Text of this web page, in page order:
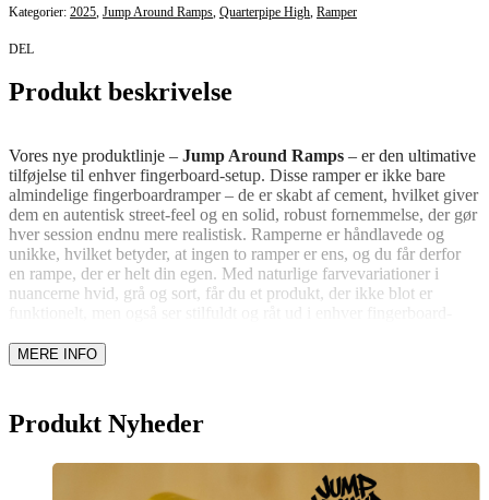
Kategorier: 2025, Jump Around Ramps, Quarterpipe High, Ramper
DEL
Produkt beskrivelse
Vores nye produktlinje – Jump Around Ramps – er den ultimative
tilføjelse til enhver fingerboard-setup. Disse ramper er ikke bare
almindelige fingerboardramper – de er skabt af cement, hvilket giver
dem en autentisk street-feel og en solid, robust fornemmelse, der gør
hver session endnu mere realistisk. Ramperne er håndlavede og
unikke, hvilket betyder, at ingen to ramper er ens, og du får derfor
en rampe, der er helt din egen. Med naturlige farvevariationer i
nuancerne hvid, grå og sort, får du et produkt, der ikke blot er
Jump Around Ramper et kunstværk i sig selv. De håndlavede
cementramper har en rå og industriel æstetik, som tager
sort sikrer, at du får et stykke udstyr, der ikke blot fungerer perfekt,
men som også ser fantastisk ud, uanset om du placerer den på dit
Produkt Nyheder